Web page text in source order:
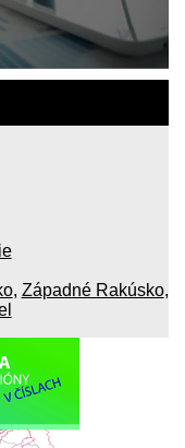
, Západné Rakúsko,